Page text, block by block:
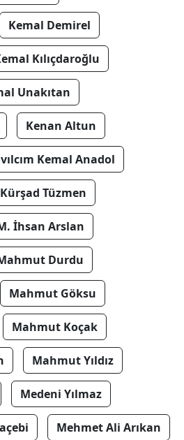
Kemal Demirel
Kılıçdaroğlu
Unakıtan
Kenan Altun
Kemal Anadol
Kürşad Tüzmen
İhsan Arslan
Durdu
Mahmut Göksu
Mahmut Koçak
Mahmut Yıldız
Medeni Yılmaz
Mehmet Ali Arıkan